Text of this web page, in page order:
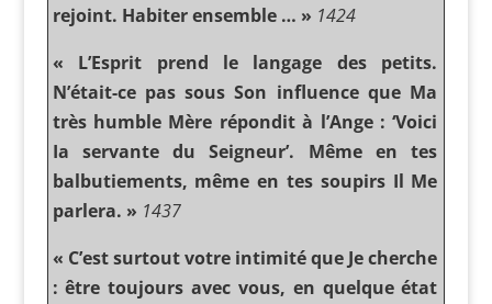
rejoint. Habiter ensemble … » 1424
« L’Esprit prend le langage des petits.
N’était-ce pas sous Son influence que Ma
très humble Mère répondit à l’Ange : ‘Voici
Ia servante du Seigneur’. Même en tes
balbutiements, même en tes soupirs Il Me
parlera. » 1437
« C’est surtout votre intimité que Je cherche
: être toujours avec vous, en quelque état